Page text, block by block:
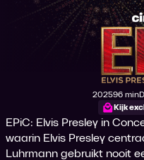
202596 min
Kijk
EPiC: Elvis Presley in
waarin Elvis Presley
Luhrmann gebruikt nooit